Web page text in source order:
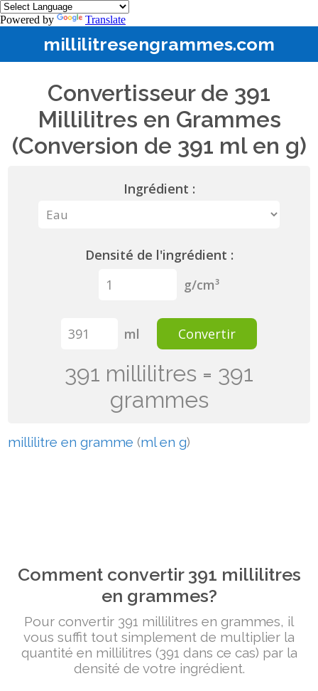
Powered by Translate
millilitresengrammes.com
Convertisseur de 391
Millilitres en Grammes
(Conversion de 391 ml en g)
Ingrédient :
Densité de l'ingrédient :
g/cm³
ml Convertir
391 millilitres = 391
grammes
millilitre en gramme (ml en g)
Comment convertir 391 millilitres
en grammes?
Pour convertir 391 millilitres en grammes, il
vous suffit tout simplement de multiplier la
quantité en millilitres (391 dans ce cas) par la
densité de votre ingrédient.